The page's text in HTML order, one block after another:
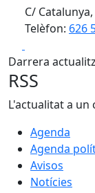
C/
Telèfon: 626
Darrera
RSS
L'actualitat a un
Agenda
Agenda
Avisos
Notícies